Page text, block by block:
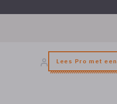
Lees Pro met